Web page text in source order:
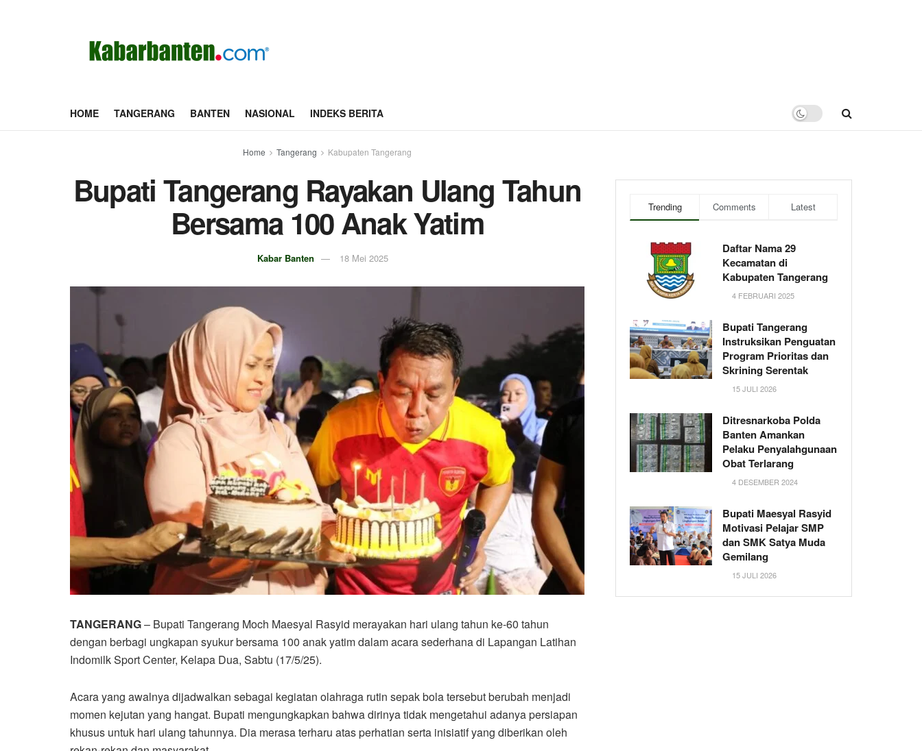
HOME TANGERANG BANTEN NASIONAL INDEKS BERITA
Home Tangerang Kabupaten Tangerang
Bupati Tangerang Rayakan Ulang Tahun
Bersama 100 Anak Yatim
Kabar Banten 18 Mei 2025
TANGERANG– Bupati Tangerang Moch Maesyal Rasyid merayakan hari ulang tahun ke-60 tahun
dengan berbagi ungkapan syukur bersama 100 anak yatim dalam acara sederhana di Lapangan Latihan
Indomilk Sport Center, Kelapa Dua, Sabtu (17/5/25).
Acara yang awalnya dijadwalkan sebagai kegiatan olahraga rutin sepak bola tersebut berubah menjadi
momen kejutan yang hangat. Bupati mengungkapkan bahwa dirinya tidak mengetahui adanya persiapan
khusus untuk hari ulang tahunnya. Dia merasa terharu atas perhatian serta inisiatif yang diberikan oleh
Trending Comments Latest
Daftar Nama 29
Kecamatan di
Kabupaten Tangerang
4 FEBRUARI 2025
Bupati Tangerang
Instruksikan Penguatan
Program Prioritas dan
Skrining Serentak
15 JULI 2026
Ditresnarkoba Polda
Banten Amankan
Pelaku Penyalahgunaan
Obat Terlarang
4 DESEMBER 2024
Bupati Maesyal Rasyid
Motivasi Pelajar SMP
dan SMK Satya Muda
Gemilang
15 JULI 2026